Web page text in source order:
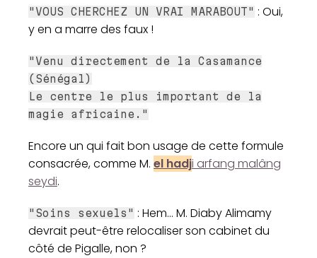
"VOUS CHERCHEZ UN VRAI MARABOUT" : Oui,
y en a marre des faux !
"Venu directement de la Casamance
(Sénégal)
Le centre le plus important de la
magie africaine."
Encore un qui fait bon usage de cette formule
consacrée, comme M. el hadji arfang malâng
seydi.
"Soins sexuels" : Hem... M. Diaby Alimamy
devrait peut-être relocaliser son cabinet du
côté de Pigalle, non ?